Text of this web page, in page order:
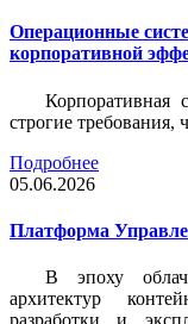
Операционные
корпоративной
Корпоративная
строгие требования,
Подробнее
05.06.2026
Платформа
В эпоху
архитектур
разработки и